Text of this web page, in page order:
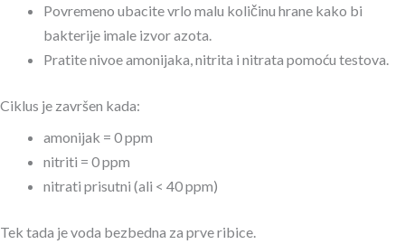
Povremeno ubacite vrlo malu količinu hrane kako bi
bakterije imale izvor azota.
Pratite nivoe amonijaka, nitrita i nitrata pomoću testova.
Ciklus je završen kada:
amonijak = 0 ppm
nitriti = 0 ppm
nitrati prisutni (ali < 40 ppm)
Tek tada je voda bezbedna za prve ribice.